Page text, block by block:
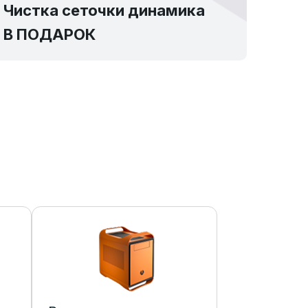
Чистка сеточки динамика
В ПОДАРОК